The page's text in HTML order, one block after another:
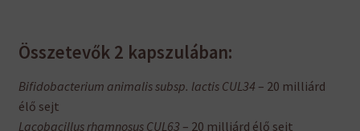
Összetevők 2 kapszulában:
Bifidobacterium animalis subsp. lactis CUL34 – 20 milliárd
élő sejt
Lacobacillus rhamnosus CUL63 – 20 milliárd élő sejt